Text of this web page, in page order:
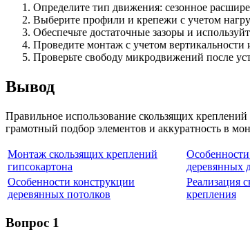
Определите тип движения: сезонное
Выберите профили и крепежи с учетом
Обеспечьте достаточные зазоры и
Проведите монтаж с учетом
Проверьте свободу микродвижений после
Вывод
Правильное использование скользящих
грамотный подбор элементов и аккуратность в
Монтаж скользящих креплений
гипсокартона
деревянных
Особенности конструкции
деревянных потолков
Реализация
крепления
Вопрос 1